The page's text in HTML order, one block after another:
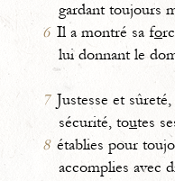
gardant toujours
6 Il a montré sa fo
lui donnant le
7 Justesse et
sécurité, toutes
8 établies pour toujo
accomplies avec